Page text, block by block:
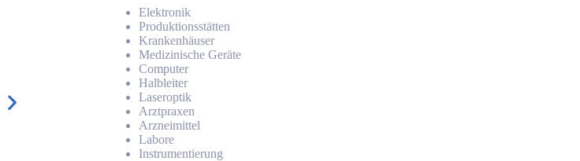
Elektronik
Produktionsstätten
Krankenhäuser
Medizinische Geräte
Computer
Halbleiter
Laseroptik
Arztpraxen
Arzneimittel
Labore
Instrumentierung